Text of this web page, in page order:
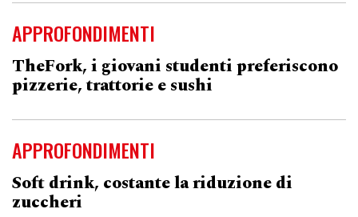
APPROFONDIMENTI
TheFork, i giovani studenti preferiscono
pizzerie, trattorie e sushi
APPROFONDIMENTI
Soft drink, costante la riduzione di
zuccheri